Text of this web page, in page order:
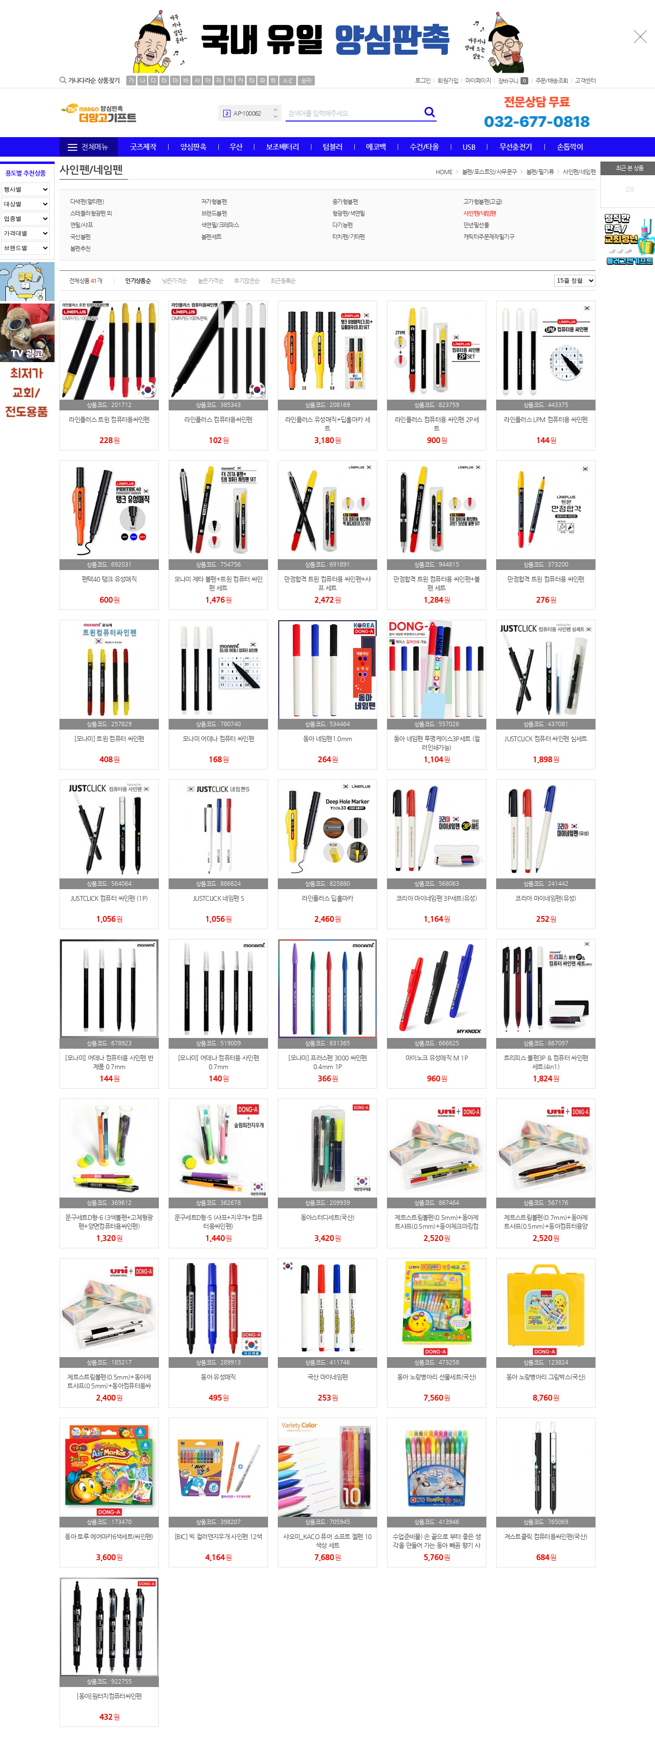
가나다라순 상품찾기 가 나 다 라 마 바 사 아 자 차 카 타 파 하 A-Z 숫자 로그인 회원가입 마이페이지 장바구니 0 주문/배송조회 고객센터
2 AP-100062
4 수건
볼펜
6
AP-100125
usb
보조배터리
AP-100025
19 스테들러
구급
물티슈
티슈
23 손톱
24
27 AP-100052
28 AP-100150
1 우산
2
3 타올
4
8 텀블러
10 AP-100125
usb
보조배터리
송월타올
AP-100025
16 쿠션
17
노트
19 스테들러
21
22 티슈
23 손톱
24
AP-100052
28 AP-100150
29 AP-100084
30 AP-100106
전체메뉴 굿즈제작 양심판촉 우산 보조배터리 텀블러 에코백 수건/타올 USB 무선충전기 손톱깍이
용도별 추천상품
최근 본 상품
없음
사인펜/네임펜 HOME 볼펜/포스트잇/사무문구 볼펜/필기류 사인펜/네임펜
다색펜(멀티펜) 저가형볼펜 중가형볼펜
고가형볼펜(고급)
스테들러형광펜 외
브랜드볼펜 형광펜/색연필
사인펜/네임펜
연필/샤프
색연필/크레파스 다기능펜
만년필선물
국산볼펜
볼펜세트 터치펜/기타펜
캐릭터주문제작필기구
볼펜추천
전체상품41 개 인기상품순 낮은가격순 높은가격순 후기많은순 최근등록순
상품코드 : 201712
라인플러스 트윈 컴퓨터용싸인펜
228원
상품코드 : 385343
라인플러스 컴퓨터용싸인펜
102원
상품코드 : 208169
라인플러스 유성매직+딥홀마카 세
트
3,180원
상품코드 : 823759
라인플러스 컴퓨터용 싸인펜 2P세
트
900원
상품코드 : 443375
라인플러스 LPM 컴퓨터용 싸인펜
144원
상품코드 : 692031
펜텍40 탱크 유성매직
600원
상품코드 : 754756
모나미 제타 볼펜+트윈 컴퓨터 싸인
펜 세트
1,476원
상품코드 : 691891
만점합격 트윈 컴퓨터용 싸인펜+샤
프 세트
2,472원
상품코드 : 944815
만점합격 트윈 컴퓨터용 싸인펜+볼
펜 세트
1,284원
상품코드 : 373200
만점합격 트윈 컴퓨터용 싸인펜
276원
상품코드 : 257829
[모나미] 트윈 컴퓨터 싸인펜
408원
상품코드 : 780740
모나미 어데나 컴퓨터 싸인펜
168원
상품코드 : 534464
동아 네임펜1.0mm
264원
상품코드 : 557026
동아 네임펜 투명케이스3P세트 (컬
러인쇄가능)
1,104원
상품코드 : 437081
JUSTCLICK 컴퓨터 싸인펜 심세트
1,898원
상품코드 : 564064
JUSTCLICK 컴퓨터 싸인펜 (1P)
1,056원
상품코드 : 886824
JUSTCLICK 네임펜 S
1,056원
상품코드 : 825880
라인플러스 딥홀마카
2,460원
상품코드 : 568063
코리아 마이네임펜 3P세트(유성)
1,164원
상품코드 : 241442
코리아 마이네임펜(유성)
252원
상품코드 : 678923
[모나미] 어데나 컴퓨터용 사인펜 반
제품 0.7mm
144원
상품코드 : 519009
[모나미] 어데나 컴퓨터용 사인펜
0.7mm
140원
상품코드 : 831365
[모나미] 프러스펜 3000 싸인펜
0.4mm 1P
366원
상품코드 : 666625
마이노크 유성매직 M 1P
960원
상품코드 : 867097
트리피스 볼펜3P & 컴퓨터 싸인펜
세트(4in1)
1,824원
상품코드 : 369612
문구세트D형-6 (3색볼펜+고체형광
펜+양면컴퓨터용싸인펜)
1,320원
상품코드 : 362678
문구세트D형-5 (샤프+지우개+컴퓨
터용싸인펜)
1,440원
상품코드 : 209939
동아스터디세트(국산)
3,420원
상품코드 : 867464
제트스트림볼펜(0.5mm)+동아제
트샤프(0.5mm)+동아체크마킹컴
퓨터용싸인펜 세트
2,520원
상품코드 : 567176
제트스트림볼펜(0.7mm)+동아제
트샤프(0.5mm)+동아컴퓨터용양
면싸인펜 세트
2,520원
상품코드 : 185217
제트스트림볼펜(0.5mm)+동아제
트샤프(0.5mm)+동아컴퓨터용싸
인펜 세트
2,400원
상품코드 : 289913
동아 유성매직
495원
상품코드 : 411746
국산 마이네임펜
253원
상품코드 : 473258
동아 노랑병아리 선물세트(국산)
7,560원
상품코드 : 123824
동아 노랑병아리 그림박스(국산)
8,760원
상품코드 : 173470
동아 토루 에어마카6색세트(싸인펜)
3,600원
상품코드 : 398207
[BIC] 빅 컬러앤지우개 사인펜 12색
4,164원
상품코드 : 705945
샤오미_KACO 퓨어 소프트 젤펜 10
색상 세트
7,680원
상품코드 : 413946
수업준비물) 손 끝으로 부터 좋은 생
각을 만들어 가는 동아 빼꼼 향기 사
인펜 24색
5,760원
상품코드 : 765069
져스트클릭 컴퓨터용싸인펜(국산)
684원
상품코드 : 922755
[동아]원터치컴퓨터싸인펜
432원